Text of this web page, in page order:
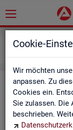
Cookie-
Wir möchten
anpassen. Zu
Cookies ein.
Sie zulassen. Die
beschrieben.
"Sta­tis­tik
en für